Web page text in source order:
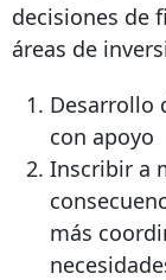
decisiones de
áreas de
Desarrollo
con apoyo
Inscribir a
más